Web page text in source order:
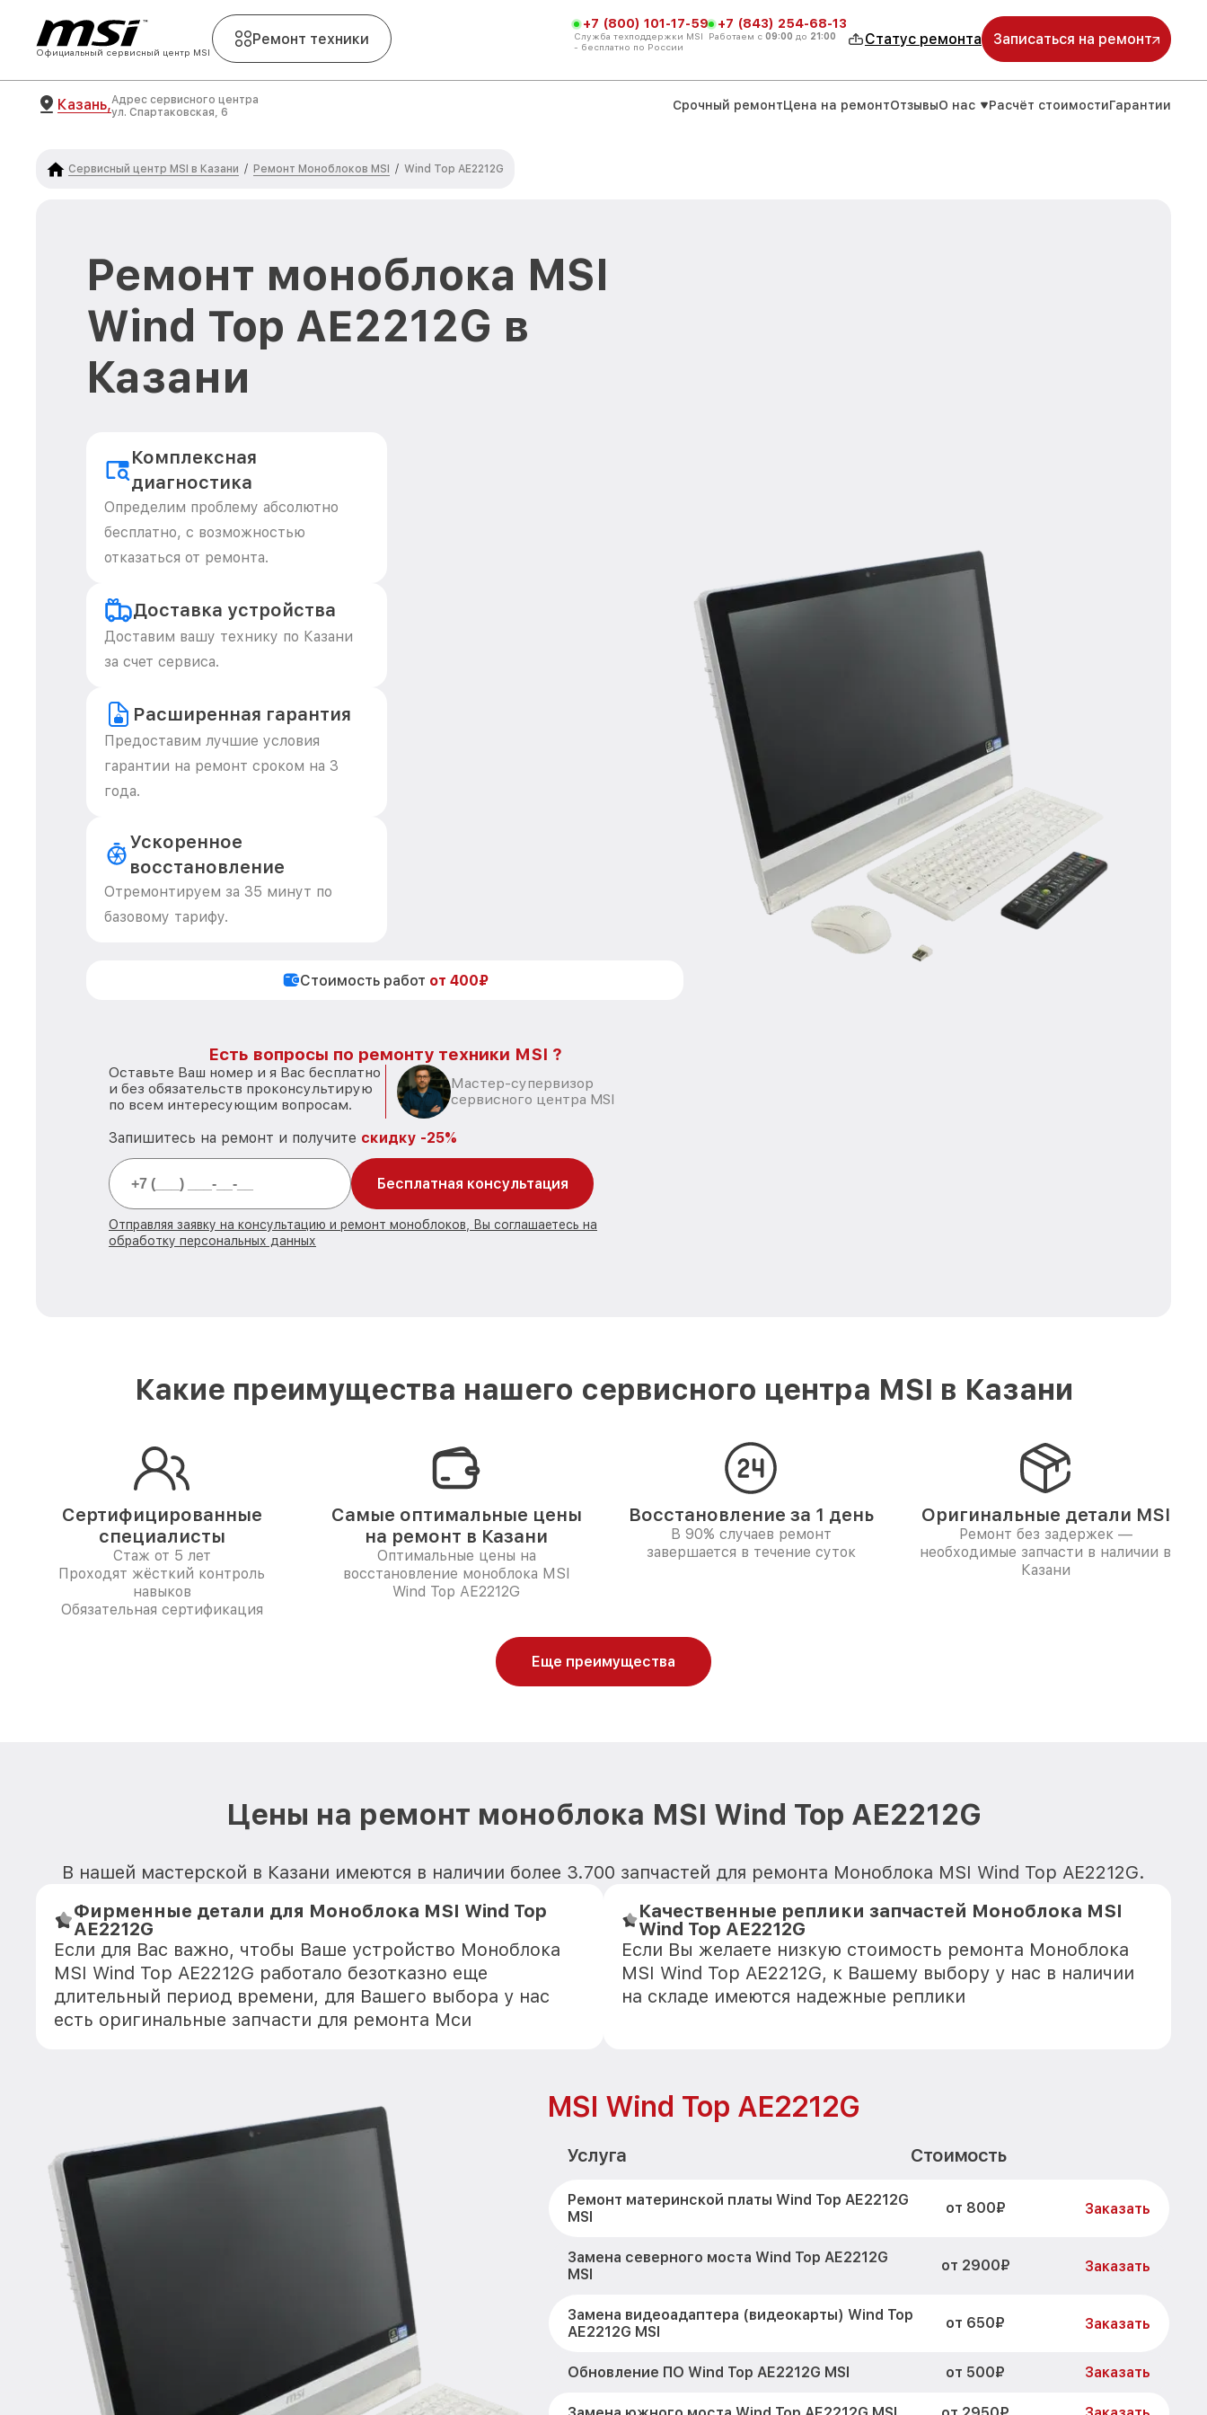
Официальный сервисный центр MSI
Ремонт техники
+7 (800) 101-17-59
Служба техподдержки MSI
- бесплатно по России
+7 (843) 254-68-13
Работаем с 09:00 до 21:00 Статус ремонта Записаться на ремонт
Казань,Адрес сервисного центра
ул. Спартаковская, 6
Срочный ремонтЦена на ремонтОтзывыО нас Расчёт стоимостиГарантии
Сервисный центр MSI в Казани / Ремонт Моноблоков MSI / Wind Top AE2212G
Ремонт моноблока MSI
Wind Top AE2212G в
Казани
Комплексная
диагностика
Определим проблему абсолютно
бесплатно, с возможностью
отказаться от ремонта.
Доставка устройства
Доставим вашу технику по Казани
за счет сервиса.
Расширенная гарантия
Предоставим лучшие условия
гарантии на ремонт сроком на 3
года.
Ускоренное
восстановление
Отремонтируем за 35 минут по
базовому тарифу.
Стоимость работ от 400₽
Есть вопросы по ремонту техники MSI ?
Оставьте Ваш номер и я Вас бесплатно
и без обязательств проконсультирую
по всем интересующим вопросам.
Мастер-супервизор
сервисного центра MSI
Запишитесь на ремонт и получите скидку -25%
Бесплатная консультация
Отправляя заявку на консультацию и ремонт моноблоков, Вы соглашаетесь на
обработку персональных данных
Какие преимущества нашего сервисного центра MSI в Казани
Сертифицированные
специалисты
Стаж от 5 лет
Проходят жёсткий контроль
навыков
Обязательная сертификация
Самые оптимальные цены
на ремонт в Казани
Оптимальные цены на
восстановление моноблока MSI
Wind Top AE2212G
Восстановление за 1 день
В 90% случаев ремонт
завершается в течение суток
Оригинальные детали MSI
Ремонт без задержек —
необходимые запчасти в наличии в
Казани
Еще преимущества
Цены на ремонт моноблока MSI Wind Top AE2212G
В нашей мастерской в Казани имеются в наличии более 3.700 запчастей для ремонта Моноблока MSI Wind Top AE2212G.
Фирменные детали для Моноблока MSI Wind Top
AE2212G
Если для Вас важно, чтобы Ваше устройство Моноблока
MSI Wind Top AE2212G работало безотказно еще
длительный период времени, для Вашего выбора у нас
есть оригинальные запчасти для ремонта Мси
Качественные реплики запчастей Моноблока MSI
Wind Top AE2212G
Если Вы желаете низкую стоимость ремонта Моноблока
MSI Wind Top AE2212G, к Вашему выбору у нас в наличии
на складе имеются надежные реплики
MSI Wind Top AE2212G
Услуга Стоимость
Ремонт материнской платы Wind Top AE2212G
MSI
от 800₽ Заказать
Замена северного моста Wind Top AE2212G
MSI
от 2900₽ Заказать
Замена видеоадаптера (видеокарты) Wind Top
AE2212G MSI
от 650₽ Заказать
Обновление ПО Wind Top AE2212G MSI от 500₽ Заказать